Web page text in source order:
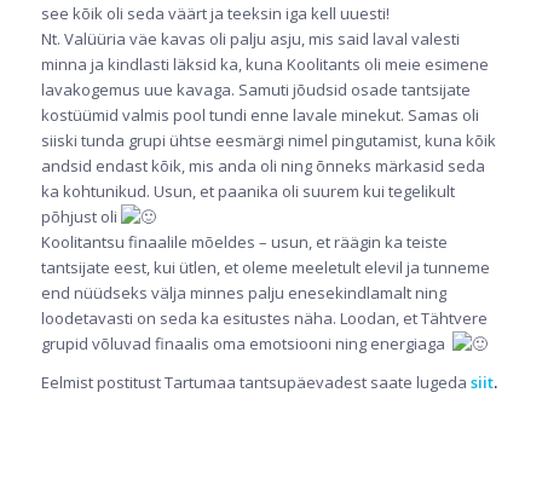
see kõik oli seda väärt ja teeksin iga kell uuesti!
Nt. Valüüria väe kavas oli palju asju, mis said laval valesti
minna ja kindlasti läksid ka, kuna Koolitants oli meie esimene
lavakogemus uue kavaga. Samuti jõudsid osade tantsijate
kostüümid valmis pool tundi enne lavale minekut. Samas oli
siiski tunda grupi ühtse eesmärgi nimel pingutamist, kuna kõik
andsid endast kõik, mis anda oli ning õnneks märkasid seda
ka kohtunikud. Usun, et paanika oli suurem kui tegelikult
põhjust oli
Koolitantsu finaalile mõeldes – usun, et räägin ka teiste
tantsijate eest, kui ütlen, et oleme meeletult elevil ja tunneme
end nüüdseks välja minnes palju enesekindlamalt ning
loodetavasti on seda ka esitustes näha. Loodan, et Tähtvere
grupid võluvad finaalis oma emotsiooni ning energiaga
Eelmist postitust Tartumaa tantsupäevadest saate lugeda siit.